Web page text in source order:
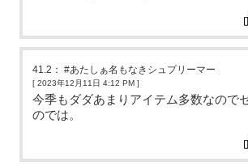
41.2 ：#あたしぁ名もなきシュプリーマー
[ 2023年12月11日 4:12 PM ]
今季もダダあまりアイテム多数なので
のでは。